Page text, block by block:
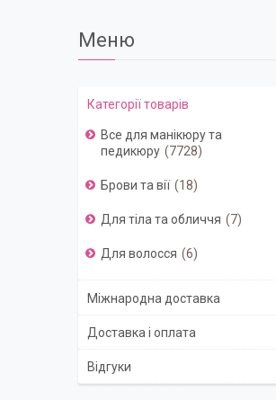
Категорії товарів
Все для манікюру та
педикюру
7728
Брови та вії 18
Для тіла та обличчя 7
Для волосся 6
Міжнародна доставка
Доставка і оплата
Відгуки